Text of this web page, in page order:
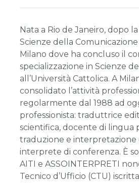
Nata a Rio de Janeiro, dopo
Scienze della Comunicazione
Milano dove ha concluso il
specializzazione in Scienze
all’Università Cattolica. A
consolidato l’attività
regolarmente dal 1988 ad
professionista: traduttrice
scientifica, docente di lingua
traduzione e interpretazione
interprete di conferenza. È
AITI e ASSOINTERPRETI
Tecnico d’Ufficio (CTU)